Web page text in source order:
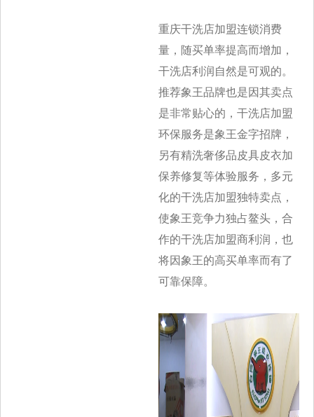
重庆干洗店加盟连锁消费
量，随买单率提高而增加，
干洗店利润自然是可观的。
推荐象王品牌也是因其卖点
是非常贴心的，干洗店加盟
环保服务是象王金字招牌，
另有精洗奢侈品皮具皮衣加
保养修复等体验服务，多元
化的干洗店加盟独特卖点，
使象王竞争力独占鳌头，合
作的干洗店加盟商利 润，也
将因象王的高买单率而有了
可靠保障。